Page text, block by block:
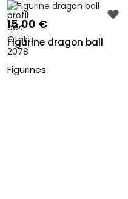
15,00 €
Figurine dragon ball
Figurines